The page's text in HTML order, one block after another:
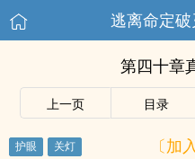
逃离命定破
第四十章
上一页 目录
〔加